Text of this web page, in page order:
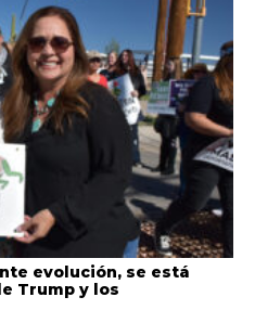
evolución, se está
Trump y los